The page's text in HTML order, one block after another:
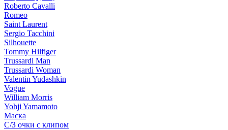
Roberto Cavalli
Romeo
Saint Laurent
Sergio Tacchini
Silhouette
Tommy Hilfiger
Trussardi Man
Trussardi Woman
Valentin Yudashkin
Vogue
William Morris
Yohji Yamamoto
Маска
С/З очки с клипом